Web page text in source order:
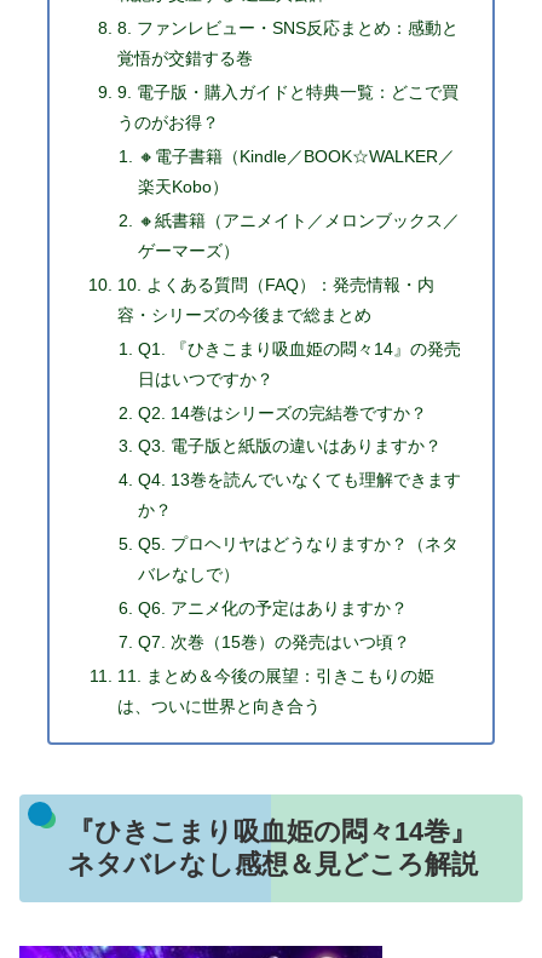
8. ファンレビュー・SNS反応まとめ：感動と
覚悟が交錯する巻
9. 電子版・購入ガイドと特典一覧：どこで買
うのがお得？
🔸電子書籍（Kindle／BOOK☆WALKER／
楽天Kobo）
🔸紙書籍（アニメイト／メロンブックス／
ゲーマーズ）
10. よくある質問（FAQ）：発売情報・内
容・シリーズの今後まで総まとめ
Q1. 『ひきこまり吸血姫の悶々14』の発売
日はいつですか？
Q2. 14巻はシリーズの完結巻ですか？
Q3. 電子版と紙版の違いはありますか？
Q4. 13巻を読んでいなくても理解できます
か？
Q5. プロヘリヤはどうなりますか？（ネタ
バレなしで）
Q6. アニメ化の予定はありますか？
Q7. 次巻（15巻）の発売はいつ頃？
11. まとめ＆今後の展望：引きこもりの姫
は、ついに世界と向き合う
『ひきこまり吸血姫の悶々14巻』
ネタバレなし感想＆見どころ解説